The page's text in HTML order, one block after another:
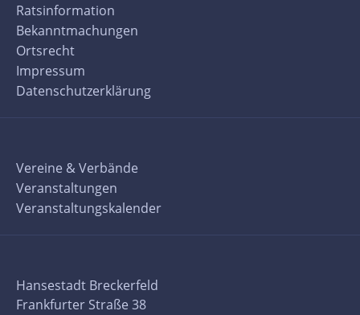
Ratsinformation
Bekanntmachungen
Ortsrecht
Impressum
Datenschutzerklärung
Vereine & Verbände
Veranstaltungen
Veranstaltungskalender
Hansestadt Breckerfeld
Frankfurter Straße 38